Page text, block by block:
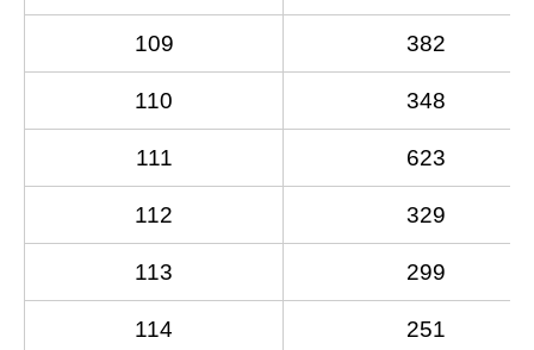
109 382
110 348
111 623
112 329
113 299
114 251